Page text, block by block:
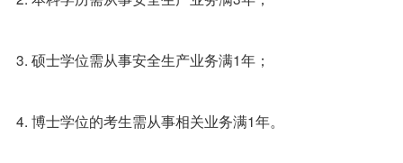
3. 硕士学位需从事安全生产业务满1年；
4. 博士学位的考生需从事相关业务满1年。